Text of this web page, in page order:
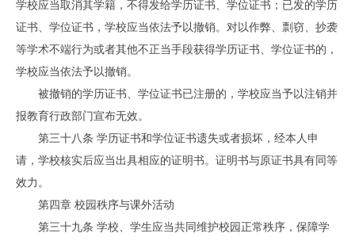
学校应当取消其学籍，不得发给学历证书、学位证书；已发的学历
证书、学位证书，学校应当依法予以撤销。对以作弊、剽窃、抄袭
等学术不端行为或者其他不正当手段获得学历证书、学位证书的，
学校应当依法予以撤销。
被撤销的学历证书、学位证书已注册的，学校应当予以注销并
报教育行政部门宣布无效。
第三十八条 学历证书和学位证书遗失或者损坏，经本人申
请，学校核实后应当出具相应的证明书。证明书与原证书具有同等
效力。
第四章 校园秩序与课外活动
第三十九条 学校、学生应当共同维护校园正常秩序，保障学